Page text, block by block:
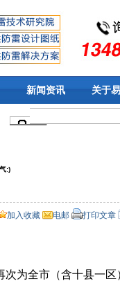
新闻资讯 关于
:)
加入收藏 电邮 打印文章
为全市（含十县一区